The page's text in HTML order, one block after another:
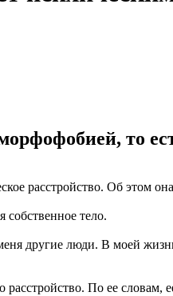
то
расстройство. Об этом она
собственное тело.
другие люди. В моей
По ее словам,